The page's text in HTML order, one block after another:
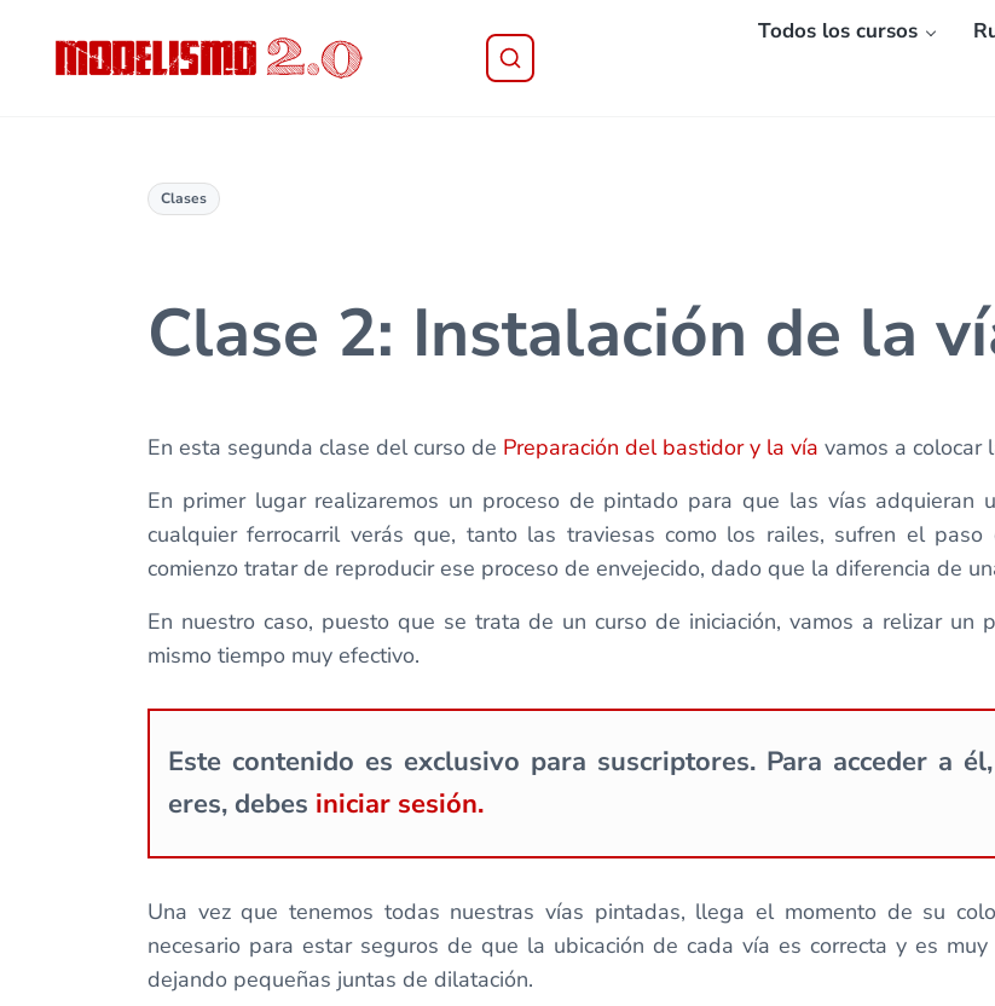
Todos los cursos
Clases
Clase 2: Instalación de la
En esta segunda clase del curso de Preparación del bastidor y la vía vamos a colocar
En primer lugar realizaremos un proceso de pintado para que las vías
cualquier ferrocarril verás que, tanto las traviesas como los railes, sufren el
comienzo tratar de reproducir ese proceso de envejecido, dado que la diferencia de
En nuestro caso, puesto que se trata de un curso de iniciación, vamos a relizar
mismo tiempo muy efectivo.
Este contenido es exclusivo para suscriptores. Para acceder a
eres, debes iniciar sesión.
Una vez que tenemos todas nuestras vías pintadas, llega el momento de su
necesario para estar seguros de que la ubicación de cada vía es correcta y es
dejando pequeñas juntas de dilatación.